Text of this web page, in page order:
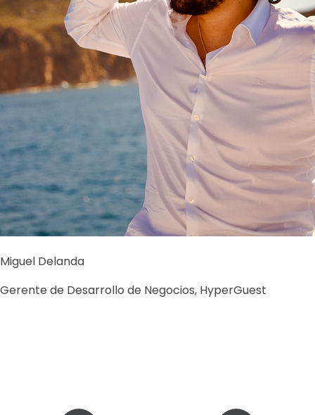
Miguel Delanda
Gerente de Desarrollo de Negocios, HyperGuest